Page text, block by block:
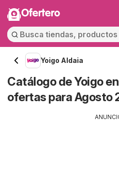
Ofertero
Yoigo Aldaia
Catálogo de Yoigo
ofertas para Agosto